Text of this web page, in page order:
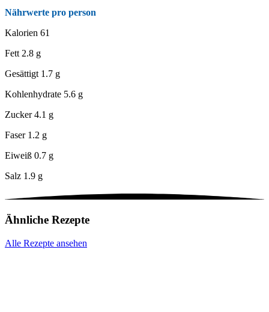
Nährwerte pro person
Kalorien 61
Fett 2.8 g
Gesättigt 1.7 g
Kohlenhydrate 5.6 g
Zucker4.1 g
Faser 1.2 g
Eiweiß 0.7 g
Salz 1.9 g
Ähnliche Rezepte
Alle Rezepte ansehen